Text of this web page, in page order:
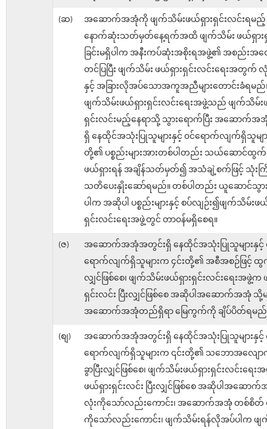
(ဆ)
အဆောက်အအုံကို ဖျက်သိမ်းဖယ်ရှားရှင်းလင်းရမည့်
နောက်ဆုံးသတ်မှတ်နေ့ရက်အထိ ဖျက်သိမ်း ဖယ်ရှားရှ
ခြင်းမရှိပါက အနီးကပ်ဆုံးအစိုးရအဖွဲ့၏ အစည်းအဝ
တင်ပြပြီး ဖျက်သိမ်း ဖယ်ရှားရှင်းလင်းရေးအတွက် လုံ
နှင့် အခြားလိုအပ်သောအကူအညီများတောင်းခံရမည်
ဖျက်သိမ်းဖယ်ရှားရှင်းလင်းရေးအဖွဲ့သည် ဖျက်သိမ်း
ရှင်းလင်းမည့်နေရာသို့ သွားရောက်ပြီး အဆောက်
ရှိ နေထိုင်အသုံးပြုသူများနှင့် ၀င်ရောက်လျက်ရှိသူမျာ
တို့၏ ပစ္စည်းများအားတစ်ပါတည်း သယ်ဆောင်ထွက်
ဖယ်ရှားရန် အချိန်သတ်မှတ်၍ အသံချဲ့စက်ဖြင့် သုံးက
သတိပေးနှိုးဆော်ရမည်။ တစ်ပါတည်း ယူဆောင်သွား
ပါက အဆိုပါ ပစ္စည်းများနှင့် စပ်လျဉ်း၍ဖျက်သိမ်းဖ
ရှင်းလင်းရေးအဖွဲ့တွင် တာ၀န်မရှိစေရ။
(ဇ)
အဆောက်အအုံအတွင်းရှိ နေထိုင်အသုံးပြုသူများနှင့်
ရောက်လျက်ရှိသူများက ၄င်းတို့၏ အစီအစဉ်ဖြင့် ထွက်
လျှင်ဖြစ်စေ၊ ဖျက်သိမ်းဖယ်ရှားရှင်းလင်းရေးအဖွဲ့က
ရှင်းလင်း ပြီးလျှင်ဖြစ်စေ အဆိုပါအဆောက်အအုံ
အဆောက်အအုံတည်ရှိရာ မြေကွက်ကို ချိပ်ပိတ်ရမည်
(စျ)
အဆောက်အအုံအတွင်းရှိ နေထိုင်အသုံးပြုသူများနှင့်
ရောက်လျက်ရှိသူများက ၎င်းတို့၏ သဘောအလျေ
ခွာပြီးလျှင်ဖြစ်စေ၊ ဖျက်သိမ်းဖယ်ရှားရှင်းလင်းရေး
ဖယ်ရှားရှင်းလင်း ပြီးလျှင်ဖြစ်စေ အဆိုပါအဆော
လုံးကိုသော်လည်းကောင်း၊ အဆောက်အအုံ တစ်စိတ်
ကိုသော်လည်းကောင်း၊ ဖျက်သိမ်းရန်လိုအပ်ပါက ဖျ